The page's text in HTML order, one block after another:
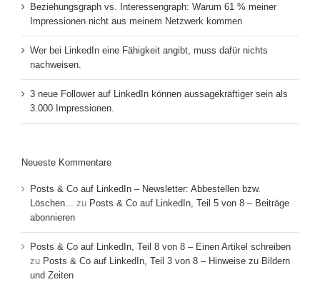
Beziehungsgraph vs. Interessengraph: Warum 61 % meiner
Impressionen nicht aus meinem Netzwerk kommen
Wer bei LinkedIn eine Fähigkeit angibt, muss dafür nichts
nachweisen.
3 neue Follower auf LinkedIn können aussagekräftiger sein als
3.000 Impressionen.
Neueste Kommentare
Posts & Co auf LinkedIn – Newsletter: Abbestellen bzw.
Löschen... zu Posts & Co auf LinkedIn, Teil 5 von 8 – Beiträge
abonnieren
Posts & Co auf LinkedIn, Teil 8 von 8 – Einen Artikel schreiben
zu Posts & Co auf LinkedIn, Teil 3 von 8 – Hinweise zu Bildern
und Zeiten